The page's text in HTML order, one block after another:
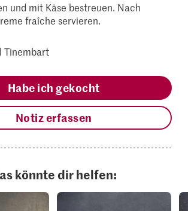
und mit Käse bestreuen. Nach
fraîche servieren.
Tinembart
Habe ich gekocht
Notiz erfassen
könnte dir helfen: